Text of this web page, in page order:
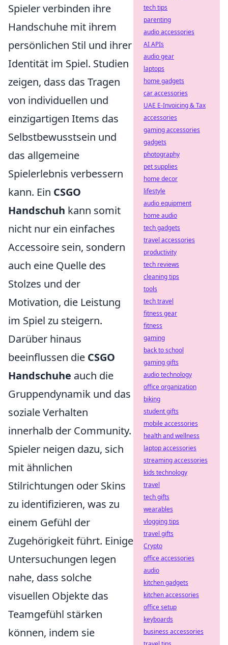
Spieler verbinden ihre
Handschuhe mit ihrem
persönlichen Stil und ihrer
Identität im Spiel. Studien
zeigen, dass das Tragen
von individuellen und
einzigartigen Items das
Selbstbewusstsein und
das allgemeine
Spielerlebnis verbessern
kann. Ein CSGO
Handschuh kann somit
nicht nur ein einfaches
Accessoire sein, sondern
auch eine Quelle des
Stolzes und der
Motivation, die Leistung
im Spiel zu steigern.
Darüber hinaus
beeinflussen die CSGO
Handschuhe auch die
Gruppendynamik und das
soziale Verhalten
innerhalb der Community.
Spieler neigen dazu, sich
mit ähnlichen
Stilrichtungen oder Skins
zu identifizieren, was zu
einem Gefühl der
Zugehörigkeit führt. Einige
Untersuchungen legen
nahe, dass solche
visuellen Objekte das
Teamgefühl stärken
können, indem sie
tech tips
parenting
audio accessories
AI APIs
audio gear
laptops
home gadgets
car accessories
UAE E-Invoicing & Tax
accessories
gaming accessories
gadgets
photography
pet supplies
home decor
lifestyle
audio equipment
home audio
tech gadgets
travel accessories
productivity
tech reviews
cleaning tips
tools
tech travel
fitness gear
fitness
gaming
back to school
gaming gifts
audio technology
office organization
biking
student gifts
mobile accessories
health and wellness
laptop accessories
streaming accessories
kids technology
travel
tech gifts
wearables
vlogging tips
travel gifts
Crypto
office accessories
audio
kitchen gadgets
kitchen accessories
office setup
keyboards
business accessories